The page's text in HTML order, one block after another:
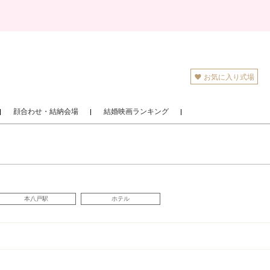
お気に入り式場
顔合わせ・結納会場 結婚映画ランキング
本八戸駅 ホテル